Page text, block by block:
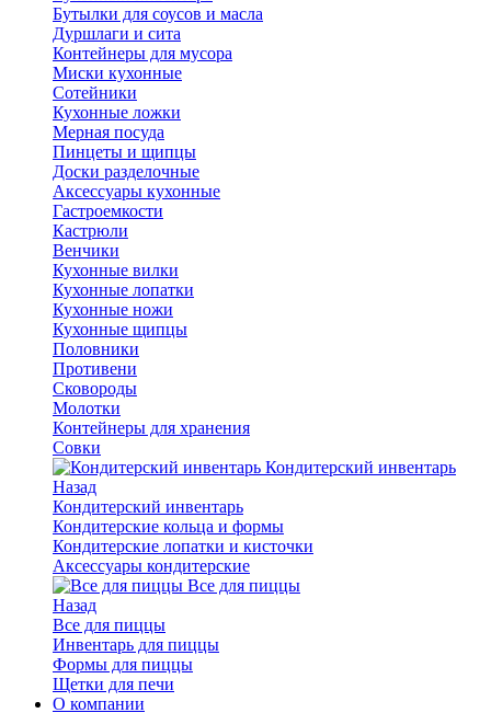
Бутылки для соусов и масла
Дуршлаги и сита
Контейнеры для мусора
Миски кухонные
Сотейники
Кухонные ложки
Мерная посуда
Пинцеты и щипцы
Доски разделочные
Аксессуары кухонные
Гастроемкости
Кастрюли
Венчики
Кухонные вилки
Кухонные лопатки
Кухонные ножи
Кухонные щипцы
Половники
Противени
Сковороды
Молотки
Контейнеры для хранения
Совки
Кондитерский инвентарь
Назад
Кондитерский инвентарь
Кондитерские кольца и формы
Кондитерские лопатки и кисточки
Аксессуары кондитерские
Все для пиццы
Назад
Все для пиццы
Инвентарь для пиццы
Формы для пиццы
Щетки для печи
О компании